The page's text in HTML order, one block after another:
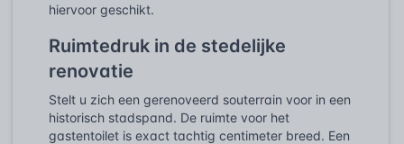
hiervoor geschikt.
Ruimtedruk in de stedelijke
renovatie
Stelt u zich een gerenoveerd souterrain voor in een
historisch stadspand. De ruimte voor het
gastentoilet is exact tachtig centimeter breed. Een